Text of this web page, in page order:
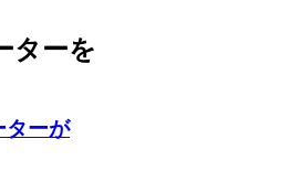
ターを
ターが